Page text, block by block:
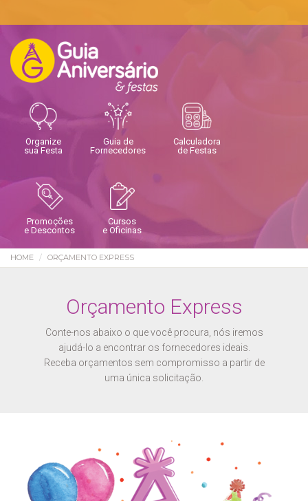
Organize
sua Festa
Guia de
Fornecedores
Calculadora
de Festas
Promoções
e Descontos
Cursos
e Oficinas
HOME ORÇAMENTO EXPRESS
Orçamento Express
Conte-nos abaixo o que você procura, nós iremos
ajudá-lo a encontrar os fornecedores ideais.
Receba orçamentos sem compromisso a partir de
uma única solicitação.